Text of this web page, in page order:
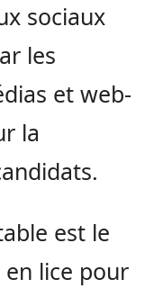
sociaux
les
et web-
la
est le
en lice pour